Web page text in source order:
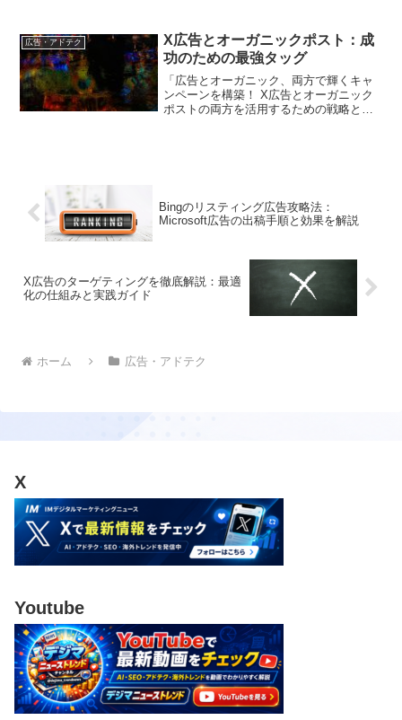
広告・アドテク
X広告とオーガニックポスト：成
功のための最強タッグ
「広告とオーガニック、両方で輝くキャ
ンペーンを構築！ X広告とオーガニック
ポストの両方を活用するための戦略と、
Bingのリスティング広告攻略法：
Microsoft広告の出稿手順と効果を解説
X広告のターゲティングを徹底解説：最適
化の仕組みと実践ガイド
ホーム 広告・アドテク
X
Youtube